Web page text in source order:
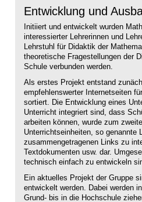
Entwicklung und
Initiiert und entwickelt wurden
interessierter Lehrerinnen und
Lehrstuhl für Didaktik der
theoretische Fragestellungen der
Schule verbunden werden.
Als erstes Projekt entstand
empfehlenswerter Internetseiten
sortiert. Die Entwicklung eines
Unterricht integriert sind, dass
arbeiten können, wurde zum
Unterrichtseinheiten, so genannte
zusammengetragenen Links zu
Textdokumenten usw. dar.
technisch einfach zu entwickeln
Ein aktuelles Projekt der Gruppe
entwickelt werden. Dabei werden
Grund- bis in die Hochschule